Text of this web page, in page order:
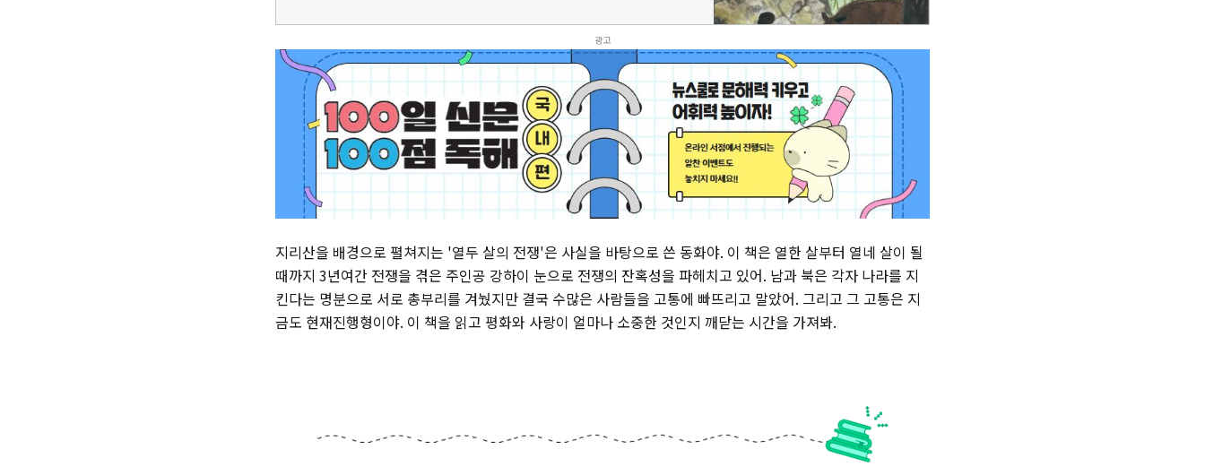
광고
지리산을 배경으로 펼쳐지는 '열두 살의 전쟁'은 사실을 바탕으로 쓴 동화야. 이 책은 열한 살부터 열네 살이 될
때까지 3년여간 전쟁을 겪은 주인공 강하이 눈으로 전쟁의 잔혹성을 파헤치고 있어. 남과 북은 각자 나라를 지
킨다는 명분으로 서로 총부리를 겨눴지만 결국 수많은 사람들을 고통에 빠뜨리고 말았어. 그리고 그 고통은 지
금도 현재진행형이야. 이 책을 읽고 평화와 사랑이 얼마나 소중한 것인지 깨닫는 시간을 가져봐. ‌